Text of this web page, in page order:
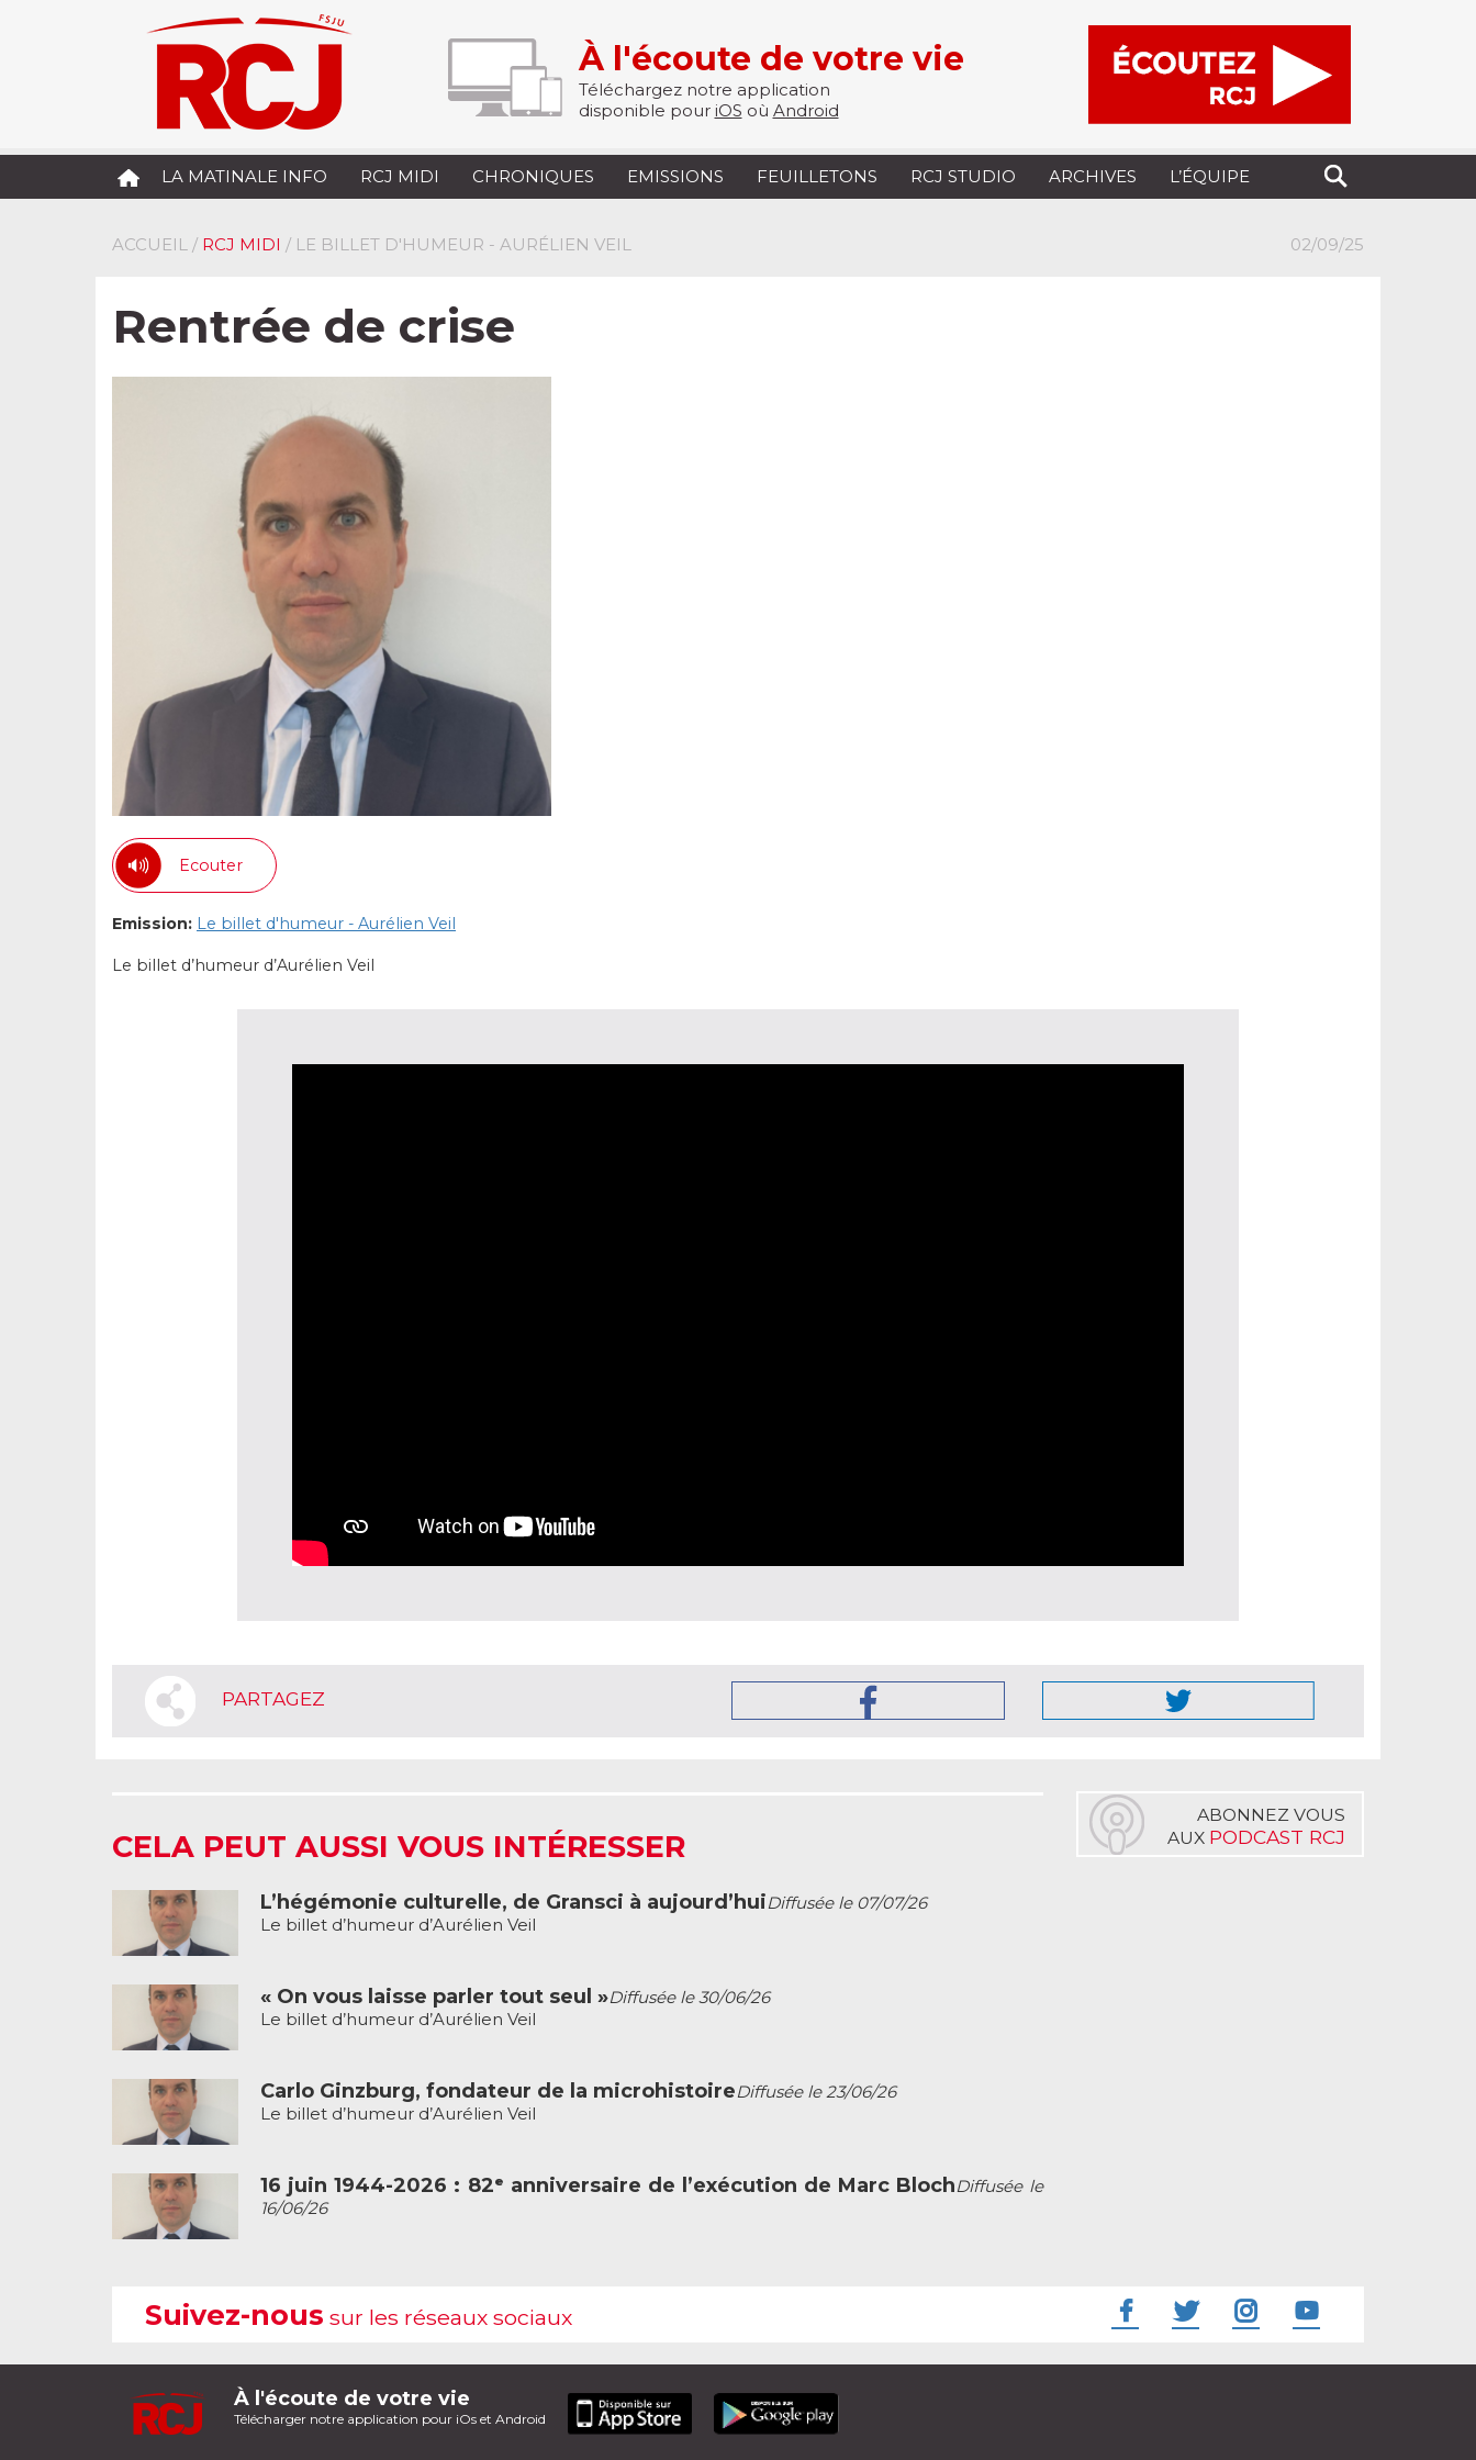
À l'écoute de votre vie
Téléchargez notre application
disponible pour iOS où Android
LA MATINALE INFO RCJ MIDI CHRONIQUES EMISSIONS FEUILLETONS RCJ STUDIO ARCHIVES L’ÉQUIPE
ACCUEIL / RCJ MIDI / LE BILLET D'HUMEUR - AURÉLIEN VEIL 02/09/25
Rentrée de crise
Ecouter
Emission: Le billet d'humeur - Aurélien Veil
Le billet d’humeur d’Aurélien Veil
PARTAGEZ
CELA PEUT AUSSI VOUS INTÉRESSER
L’hégémonie culturelle, de Gransci à aujourd’huiDiffusée le 07/07/26
Le billet d’humeur d’Aurélien Veil
« On vous laisse parler tout seul »Diffusée le 30/06/26
Le billet d’humeur d’Aurélien Veil
Carlo Ginzburg, fondateur de la microhistoireDiffusée le 23/06/26
Le billet d’humeur d’Aurélien Veil
16 juin 1944-2026 : 82ᵉ anniversaire de l’exécution de Marc BlochDiffusée le
16/06/26
ABONNEZ VOUS
AUX PODCAST RCJ
Suivez-nous sur les réseaux sociaux
À l'écoute de votre vie
Télécharger notre application pour iOs et Android